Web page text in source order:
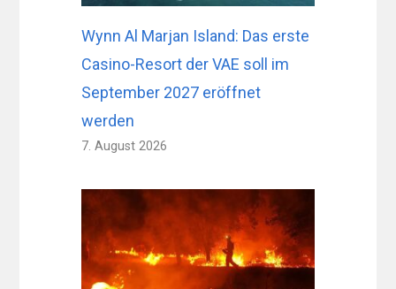
Wynn Al Marjan Island: Das erste
Casino-Resort der VAE soll im
September 2027 eröffnet
werden
7. August 2026